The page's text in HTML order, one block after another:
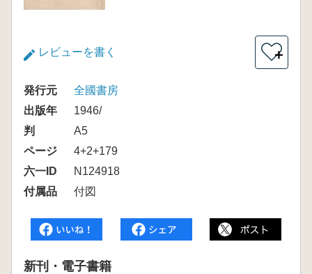
レビューを書く ＋
発行元
全國書房
出版年
1946/
判
A5
ページ
4+2+179
六一ID
N124918
付属品
付図
新刊・電子書籍